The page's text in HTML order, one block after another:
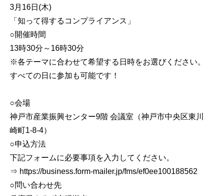
3月16日(木)
「知って得するコンプライアンス」
○開催時間
13時30分～16時30分
※各テーマに合わせて希望する日時をお選びください。
すべての日に参加も可能です！
○会場
神戸市産業振興センター9階 会議室（神戸市中央区東川
崎町1-8-4）
○申込方法
下記フォームに必要事項を入力してください。
⇒ https://business.form-mailer.jp/fms/ef0ee100188562
○問い合わせ先